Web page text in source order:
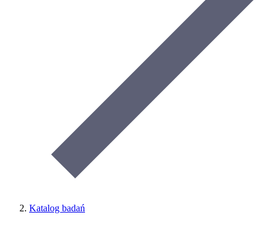
Katalog badań